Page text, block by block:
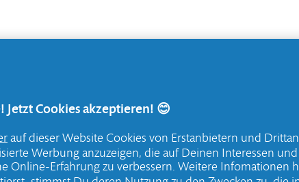
Cookies akzeptieren! 😊
auf dieser Website Cookies von Erstanbietern und
Werbung anzuzeigen, die auf Deinen Interessen und
Erfahrung zu verbessern. Weitere Infomationen